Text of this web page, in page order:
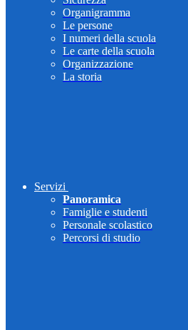
Organigramma
Le persone
I numeri della scuola
Le carte della scuola
Organizzazione
La storia
Servizi
Panoramica
Famiglie e studenti
Personale scolastico
Percorsi di studio